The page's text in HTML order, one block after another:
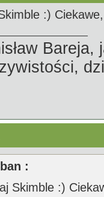
:)
:
Skimble :)